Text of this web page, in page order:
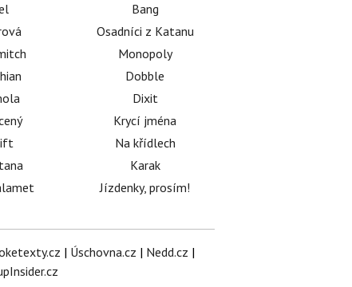
Bang
Osadníci z Katanu
Monopoly
Dobble
Dixit
Krycí jména
Na křídlech
Karak
Jízdenky, prosím!
| Úschovna.cz | Nedd.cz |